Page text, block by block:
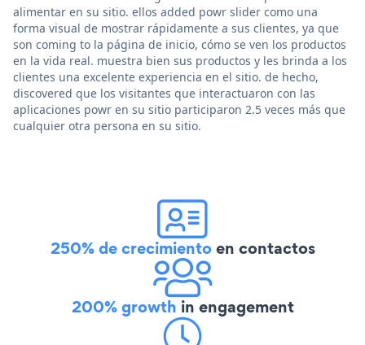
alimentar en su sitio. ellos added powr slider como una
forma visual de mostrar rápidamente a sus clientes, ya que
son coming to la página de inicio, cómo se ven los productos
en la vida real. muestra bien sus productos y les brinda a los
clientes una excelente experiencia en el sitio. de hecho,
discovered que los visitantes que interactuaron con las
aplicaciones powr en su sitio participaron 2.5 veces más que
cualquier otra persona en su sitio.
250% de crecimientoen contactos
200% growth in engagement